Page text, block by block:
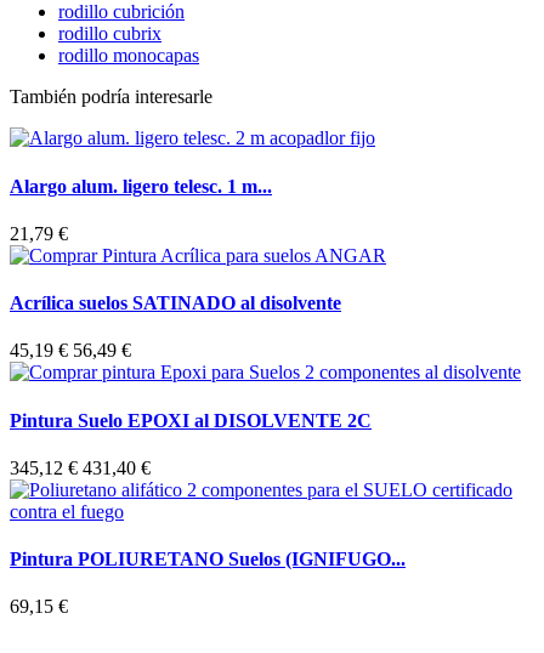
rodillo cubrición
rodillo cubrix
rodillo monocapas
También podría interesarle
Alargo alum. ligero telesc. 1 m...
21,79 €
Acrílica suelos SATINADO al disolvente
45,19 € 56,49 €
Pintura Suelo EPOXI al DISOLVENTE 2C
345,12 € 431,40 €
Pintura POLIURETANO Suelos (IGNIFUGO...
69,15 €